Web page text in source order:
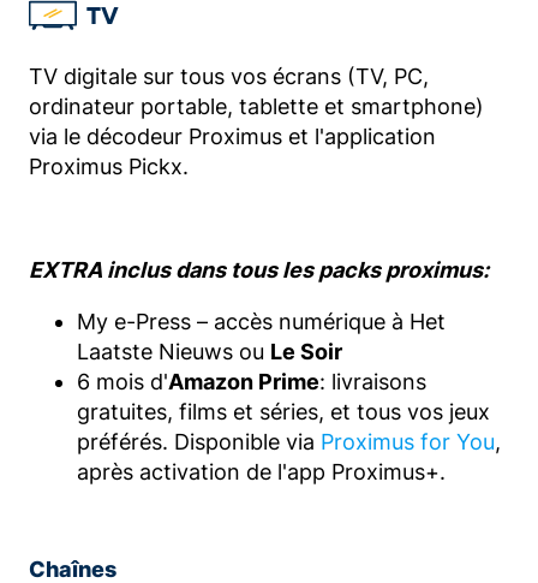
TV
TV digitale sur tous vos écrans (TV, PC,
ordinateur portable, tablette et smartphone)
via le décodeur Proximus et l'application
Proximus Pickx.
EXTRA inclus dans tous les packs proximus:
My e-Press – accès numérique à Het
Laatste Nieuws ou Le Soir
6 mois d'Amazon Prime: livraisons
gratuites, films et séries, et tous vos jeux
préférés. Disponible via Proximus for You,
après activation de l'app Proximus+.
Chaînes